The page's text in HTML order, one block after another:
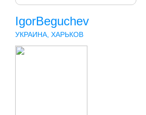
IgorBeguchev
УКРАИНА, ХАРЬКОВ